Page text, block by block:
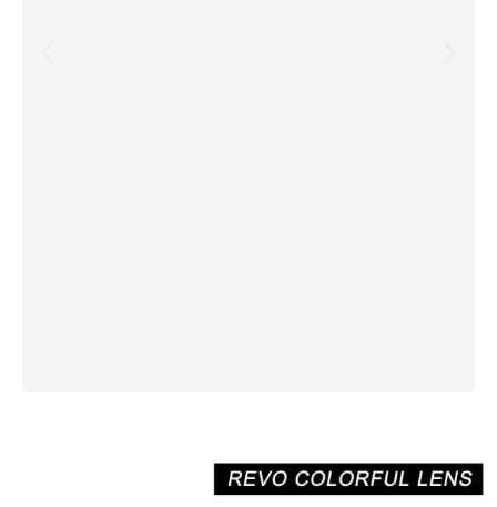
기존 편광 슈팅 안경 외에도 XUNQI 편광 슈팅 안경 제품군은